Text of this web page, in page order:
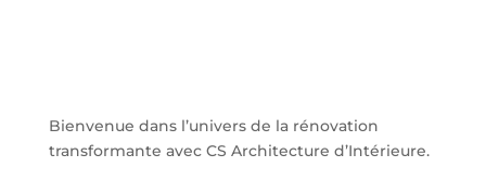
Bienvenue dans l’univers de la rénovation
transformante avec CS Architecture d’Intérieure.